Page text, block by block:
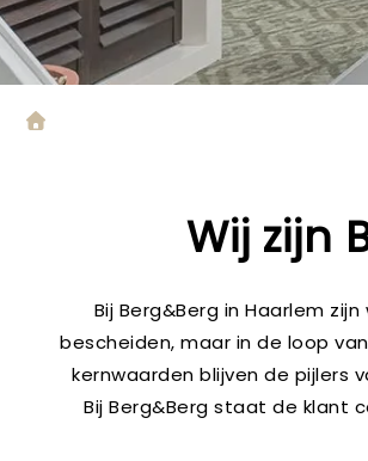
Wij zijn
Bij Berg&Berg in Haarlem
bescheiden, maar in de loop
kernwaarden blijven de pijlers
Bij Berg&Berg staat de klant